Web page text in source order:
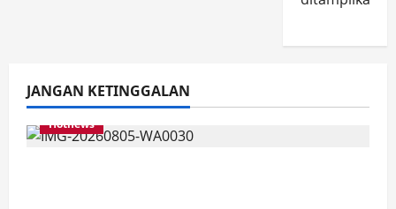
JANGAN KETINGGALAN
Hotnews